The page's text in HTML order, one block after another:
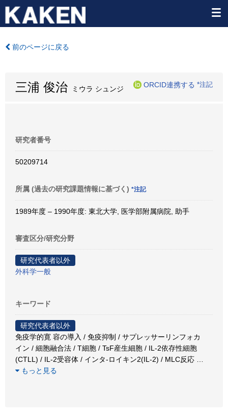
前のページに戻る
三浦 俊治 ミウラ シュンジ
ORCID連携する *注記
研究者番号
50209714
所属 (過去の研究課題情報に基づく) *注記
1989年度 – 1990年度: 東北大学, 医学部附属病院, 助手
審査区分/研究分野
研究代表者以外
外科学一般
キーワード
研究代表者以外
免疫学的寛 容の導入 / 免疫抑制 / サプレッサーリンフォカ
イン / 細胞融合法 / T細胞 / TsF産生細胞 / IL-2依存性細胞
(CTLL) / IL-2受容体 / インタ-ロイキン2(IL-2) / MLC反応
もっと見る